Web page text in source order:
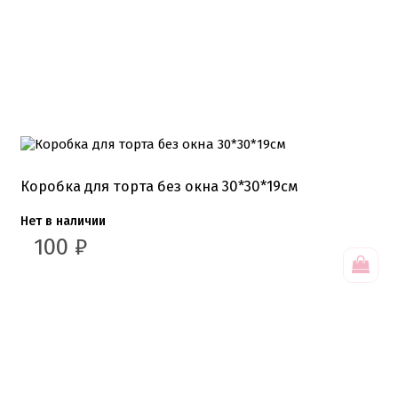
Найти
Коробка для торта без окна 30*30*19см
Нет в наличии
100 ₽